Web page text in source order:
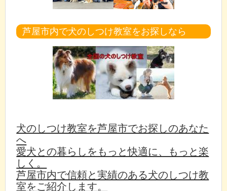
芦屋市内で犬のしつけ教室をお探しなら
犬のしつけ教室を芦屋市でお探しのあなた
へ
愛犬との暮らしをもっと快適に、もっと楽
しく。
芦屋市内で信頼と実績のある犬のしつけ教
室をご紹介します。